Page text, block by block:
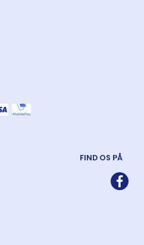
FIND OS PÅ